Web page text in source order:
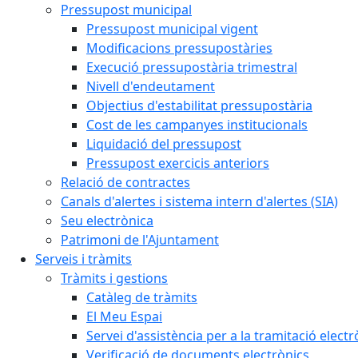
Pressupost municipal
Pressupost municipal vigent
Modificacions pressupostàries
Execució pressupostària trimestral
Nivell d'endeutament
Objectius d'estabilitat pressupostària
Cost de les campanyes institucionals
Liquidació del pressupost
Pressupost exercicis anteriors
Relació de contractes
Canals d'alertes i sistema intern d'alertes (SIA)
Seu electrònica
Patrimoni de l'Ajuntament
Serveis i tràmits
Tràmits i gestions
Catàleg de tràmits
El Meu Espai
Servei d'assistència per a la tramitació